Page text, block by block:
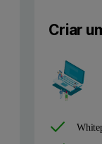
In this
Criar